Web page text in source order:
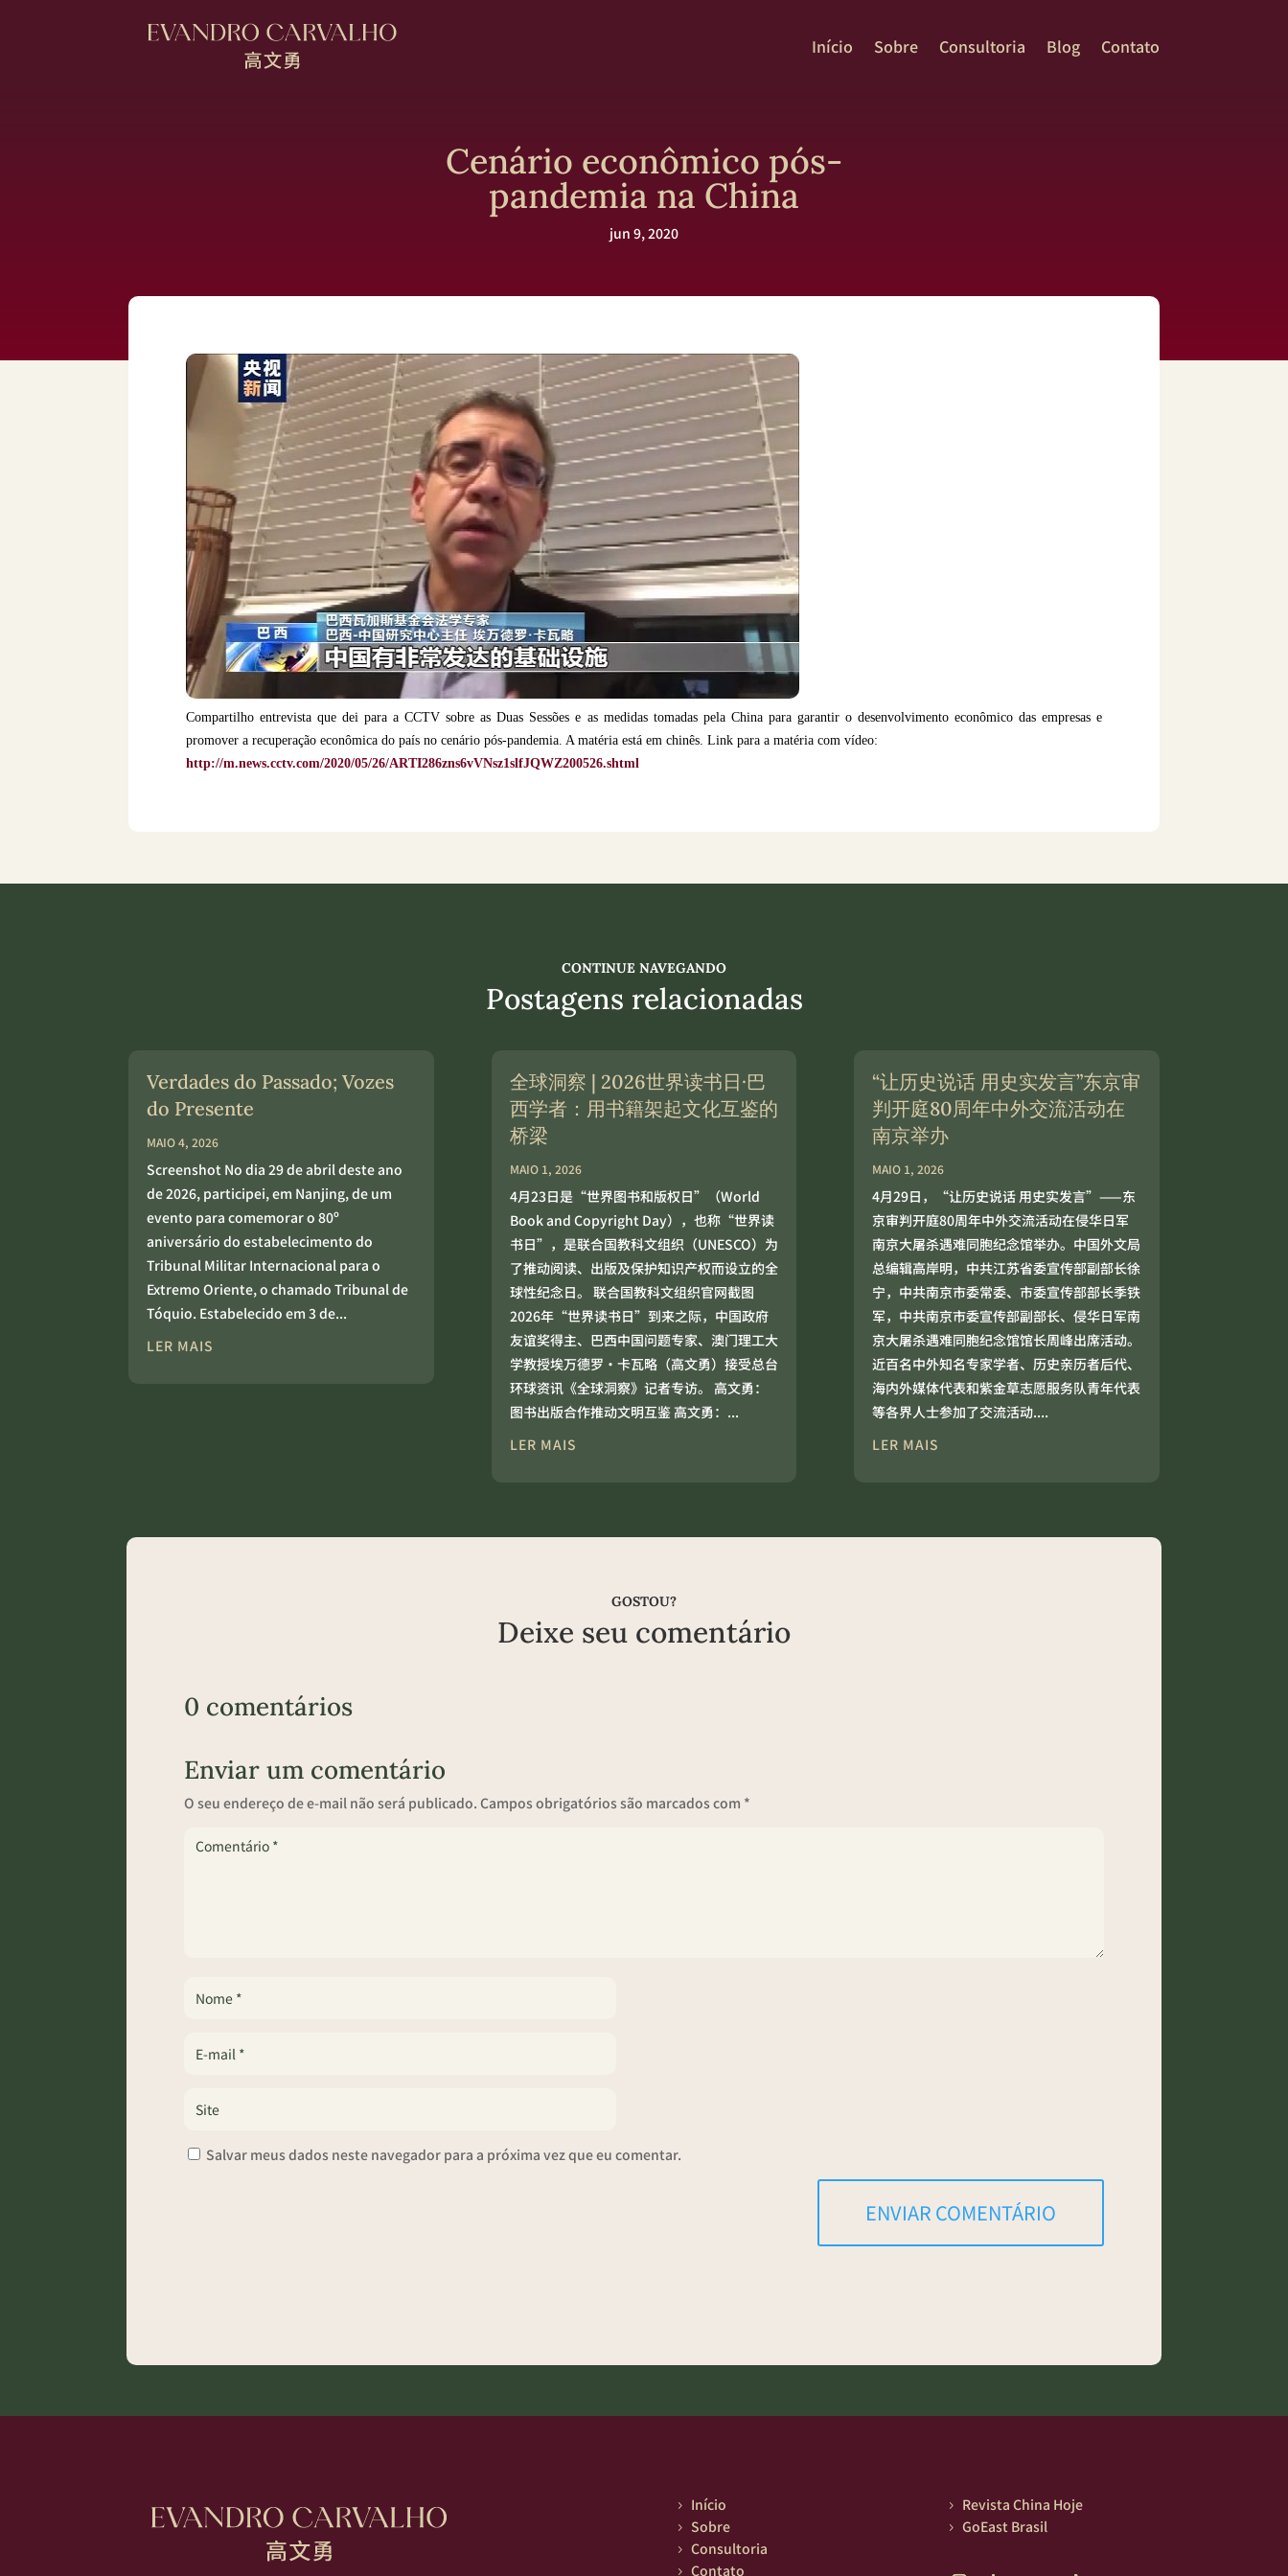
Início Sobre Consultoria Blog Contato
Cenário econômico pós-
pandemia na China
jun 9, 2020
Compartilho entrevista que dei para a CCTV sobre as Duas Sessões e as medidas tomadas pela China para garantir o desenvolvimento econômico das empresas e
promover a recuperação econômica do país no cenário pós-pandemia. A matéria está em chinês. Link para a matéria com vídeo:
http://m.news.cctv.com/2020/05/26/ARTI286zns6vVNsz1slfJQWZ200526.shtml
CONTINUE NAVEGANDO
Postagens relacionadas
Verdades do Passado; Vozes
do Presente
MAIO 4, 2026
Screenshot No dia 29 de abril deste ano
de 2026, participei, em Nanjing, de um
evento para comemorar o 80º
aniversário do estabelecimento do
Tribunal Militar Internacional para o
Extremo Oriente, o chamado Tribunal de
Tóquio. Estabelecido em 3 de...
LER MAIS
全球洞察 | 2026世界读书日·巴
西学者：用书籍架起文化互鉴的
桥梁
MAIO 1, 2026
4月23日是“世界图书和版权日”（World
Book and Copyright Day），也称“世界读
书日”，是联合国教科文组织（UNESCO）为
了推动阅读、出版及保护知识产权而设立的全
球性纪念日。 联合国教科文组织官网截图
2026年“世界读书日”到来之际，中国政府
友谊奖‌得主、巴西中国问题专家、澳门理工大
学教授埃万德罗·卡瓦略（高文勇）接受总台
环球资讯《全球洞察》记者专访。 高文勇：
图书出版合作推动文明互鉴 高文勇：...
LER MAIS
“让历史说话 用史实发言”东京审
判开庭80周年中外交流活动在
南京举办
MAIO 1, 2026
4月29日，“让历史说话 用史实发言”——东
京审判开庭80周年中外交流活动在侵华日军
南京大屠杀遇难同胞纪念馆举办。中国外文局
总编辑高岸明，中共江苏省委宣传部副部长徐
宁，中共南京市委常委、市委宣传部部长季铁
军，中共南京市委宣传部副部长、侵华日军南
京大屠杀遇难同胞纪念馆馆长周峰出席活动。
近百名中外知名专家学者、历史亲历者后代、
海内外媒体代表和紫金草志愿服务队青年代表
等各界人士参加了交流活动....
LER MAIS
GOSTOU?
Deixe seu comentário
0 comentários
Enviar um comentário
O seu endereço de e-mail não será publicado. Campos obrigatórios são marcados com *
Salvar meus dados neste navegador para a próxima vez que eu comentar.
ENVIAR COMENTÁRIO
5 Início
5 Sobre
5 Consultoria
5 Contato
5 Revista China Hoje
5 GoEast Brasil